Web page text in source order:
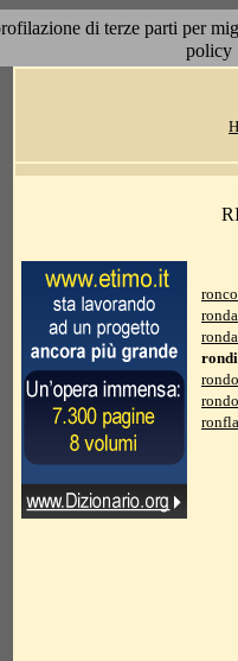
di terze parti per
policy
ronco
ronda
rondo